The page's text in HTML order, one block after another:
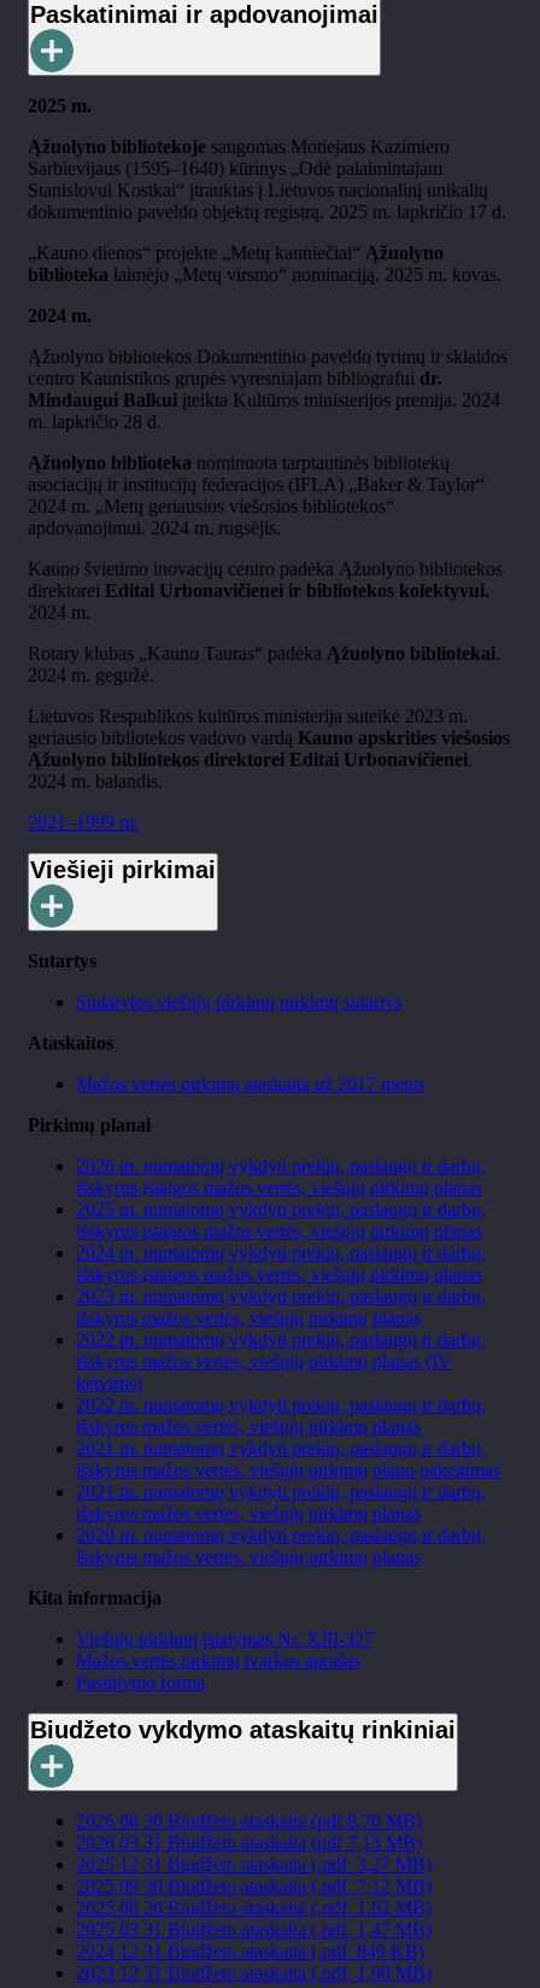
Paskatinimai ir apdovanojimai
2025 m.
Ąžuolyno bibliotekoje saugomas Motiejaus Kazimiero
Sarbievijaus (1595–1640) kūrinys „Odė palaimintajam
Stanislovui Kostkai“ įtrauktas į Lietuvos nacionalinį unikalių
dokumentinio paveldo objektų registrą. 2025 m. lapkričio 17 d.
„Kauno dienos“ projekte „Metų kauniečiai“ Ąžuolyno
biblioteka laimėjo „Metų virsmo“ nominaciją. 2025 m. kovas.
2024 m.
Ąžuolyno bibliotekos Dokumentinio paveldo tyrimų ir sklaidos
centro Kaunistikos grupės vyresniajam bibliografui dr.
Mindaugui Balkui įteikta Kultūros ministerijos premija. 2024
m. lapkričio 28 d.
Ąžuolyno biblioteka nominuota tarptautinės bibliotekų
asociacijų ir institucijų federacijos (IFLA) „Baker & Taylor“
2024 m. „Metų geriausios viešosios bibliotekos“
apdovanojimui. 2024 m. rugsėjis.
Kauno švietimo inovacijų centro padėka Ąžuolyno bibliotekos
direktorei Editai Urbonavičienei ir bibliotekos kolektyvui.
2024 m.
Rotary klubas „Kauno Tauras“ padėka Ąžuolyno bibliotekai.
2024 m. gegužė.
Lietuvos Respublikos kultūros ministerija suteikė 2023 m.
geriausio bibliotekos vadovo vardą Kauno apskrities viešosios
Ąžuolyno bibliotekos direktorei Editai Urbonavičienei.
2024 m. balandis.
2021–1999 m.
Viešieji pirkimai
Sutartys
Sudarytos viešųjų pirkimų pirkimų sutartys
Ataskaitos
Mažos vertės pirkimų ataskaita už 2017 metus
Pirkimų planai
2026 m. numatomų vykdyti prekių, paslaugų ir darbų,
išskyrus įstaigos mažos vertės, viešųjų pirkimų planas
2025 m. numatomų vykdyti prekių, paslaugų ir darbų,
išskyrus įstaigos mažos vertės, viešųjų pirkimų planas
2024 m. numatomų vykdyti prekių, paslaugų ir darbų,
išskyrus įstaigos mažos vertės, viešųjų pirkimų planas
2023 m. numatomų vykdyti prekių, paslaugų ir darbų,
išskyrus mažos vertės, viešųjų pirkimų planas
2022 m. numatomų vykdyti prekių, paslaugų ir darbų,
išskyrus mažos vertės, viešųjų pirkimų planas (IV
ketvirtis)
2022 m. numatomų vykdyti prekių, paslaugų ir darbų,
išskyrus mažos vertės, viešųjų pirkimų planas
2021 m. numatomų vykdyti prekių, paslaugų ir darbų,
išskyrus mažos vertės, viešųjų pirkimų plano pakeitimas
2021 m. numatomų vykdyti prekių, paslaugų ir darbų,
išskyrus mažos vertės, viešųjų pirkimų planas
2020 m. numatomų vykdyti prekių, paslaugų ir darbų,
išskyrus mažos vertės, viešųjų pirkimų planas
Kita informacija
Viešųjų pirkimų įstatymas Nr. XIII-327
Mažos vertės pirkimų tvarkos aprašas
Pasiūlymo forma
Biudžeto vykdymo ataskaitų rinkiniai
2026 06 30 Biudžeto ataskaita (pdf 8,70 MB)
2026 03 31 Biudžeto ataskaita (pdf 7,13 MB)
2025 12 31 Biudžeto ataskaita (.pdf. 3,27 MB)
2025 09 30 Biudžeto ataskaita (.pdf. 7,12 MB)
2025 06 30 Biudžeto ataskaita (.pdf. 1,62 MB)
2025 03 31 Biudžeto ataskaita (.pdf. 1,47 MB)
2024 12 31 Biudžeto ataskaita (.pdf. 849 KB)
2023 12 31 Biudžeto ataskaita (.pdf, 1,90 MB)